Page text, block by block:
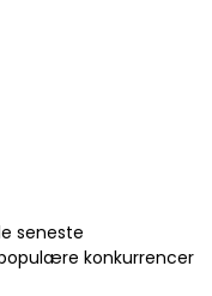
seneste
konkurrencer